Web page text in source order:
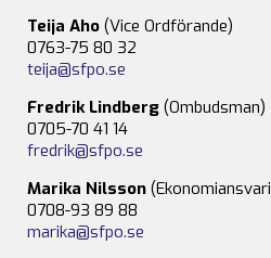
Teija Aho (Vice Ordförande)
0763-75 80 32
teija@sfpo.se
Fredrik Lindberg (Ombudsman)
0705-70 41 14
fredrik@sfpo.se
Marika Nilsson
0708-93 89 88
marika@sfpo.se